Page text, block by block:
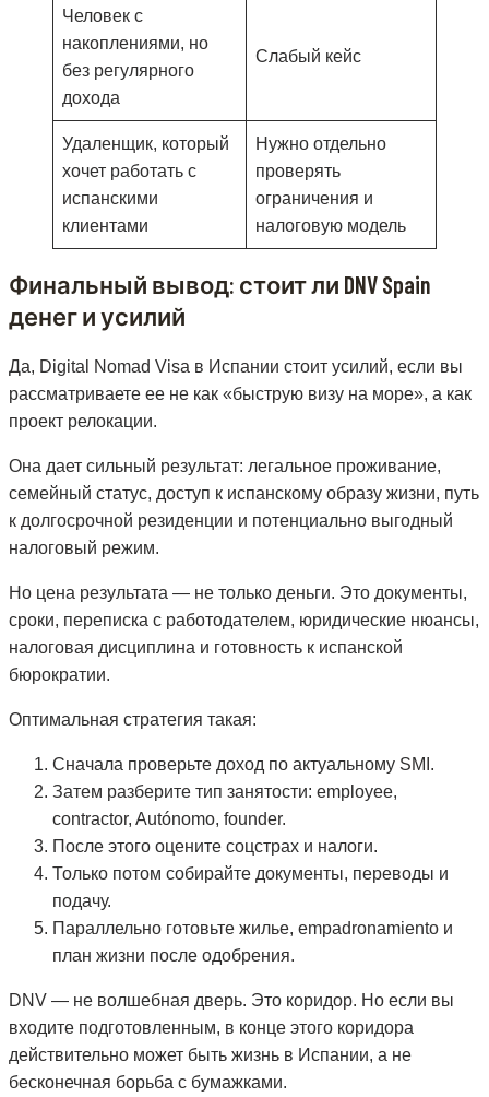
Человек с
накоплениями, но
без регулярного
дохода
Слабый кейс
Удаленщик, который
хочет работать с
испанскими
клиентами
Нужно отдельно
проверять
ограничения и
налоговую модель
Финальный вывод: стоит ли DNV Spain
денег и усилий
Да, Digital Nomad Visa в Испании стоит усилий, если вы
рассматриваете ее не как «быструю визу на море», а как
проект релокации.
Она дает сильный результат: легальное проживание,
семейный статус, доступ к испанскому образу жизни, путь
к долгосрочной резиденции и потенциально выгодный
налоговый режим.
Но цена результата — не только деньги. Это документы,
сроки, переписка с работодателем, юридические нюансы,
налоговая дисциплина и готовность к испанской
бюрократии.
Оптимальная стратегия такая:
Сначала проверьте доход по актуальному SMI.
Затем разберите тип занятости: employee,
contractor, Autónomo, founder.
После этого оцените соцстрах и налоги.
Только потом собирайте документы, переводы и
подачу.
Параллельно готовьте жилье, empadronamiento и
план жизни после одобрения.
DNV — не волшебная дверь. Это коридор. Но если вы
входите подготовленным, в конце этого коридора
действительно может быть жизнь в Испании, а не
бесконечная борьба с бумажками.